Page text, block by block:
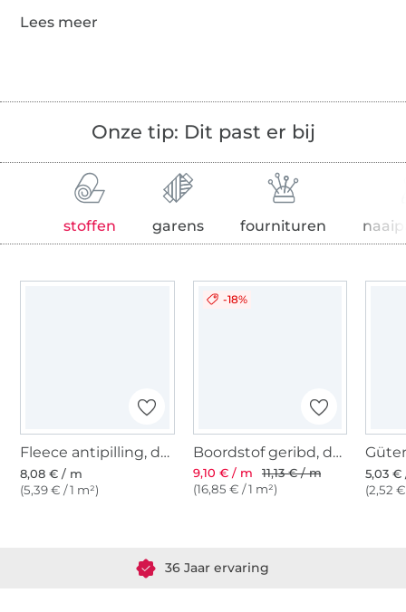
Onze tip: Dit past er bij
stoffen garens fournituren
Fleece antipilling, donkergroen
8,08 € / m
(5,39 € / 1 m²)
-18%
Boordstof geribd, donkergroen
9,10 € / m
11,13 € / m
(16,85 € / 1 m²)
5,03
(2,52
36 Jaar ervaring